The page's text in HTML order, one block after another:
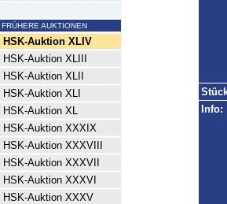
FRÜHERE AUKTIONEN
HSK-Auktion XLIV
HSK-Auktion XLIII
HSK-Auktion XLII
HSK-Auktion XLI
HSK-Auktion XL
HSK-Auktion XXXIX
HSK-Auktion XXXVIII
HSK-Auktion XXXVII
HSK-Auktion XXXVI
HSK-Auktion XXXV
Info: